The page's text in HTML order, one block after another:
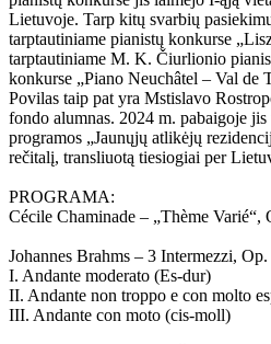
Lietuvoje. Tarp kitų svarbių
tarptautiniame pianistų konkurse
tarptautiniame M. K. Čiurlionio
konkurse „Piano Neuchâtel – Val de
Povilas taip pat yra Mstislavo
fondo alumnas. 2024 m. pabaigoje
programos „Jaunųjų atlikėjų
rečitalį, transliuotą tiesiogiai per
PROGRAMA:
Cécile Chaminade – „Thème Varié“,
Johannes Brahms – 3 Intermezzi, Op.
I. Andante moderato (Es-dur)
II. Andante non troppo e con molto
III. Andante con moto (cis-moll)